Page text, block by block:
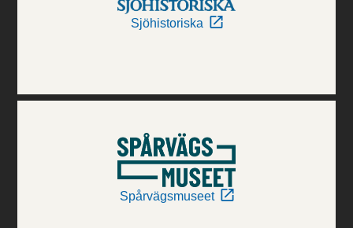
Sjöhistoriska
Spårvägsmuseet